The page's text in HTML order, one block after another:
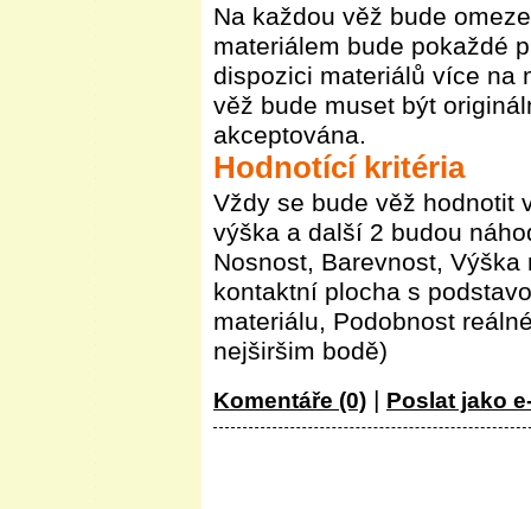
Na každou věž bude
materiálem bude pokaždé
dispozici materiálů více na
věž bude muset být
akceptována.
Hodnotící kritéria
Vždy se bude věž hodnotit
výška a další 2 budou
Nosnost, Barevnost,
kontaktní plocha s
materiálu, Podobnost
nejširšim bodě)
Komentáře (0) | Poslat jako